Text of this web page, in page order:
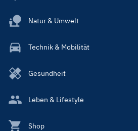
Natur & Umwelt
Technik & Mobilität
Gesundheit
Leben & Lifestyle
Shop